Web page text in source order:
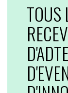
TOUS